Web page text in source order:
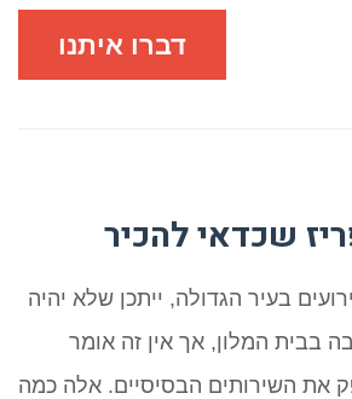
דברו איתנו
בעיר הגדולה, ייתכן שלא יהיה
בבית המלון, אך אין זה אומר
את השירותים הבסיסיים. אלה כמה